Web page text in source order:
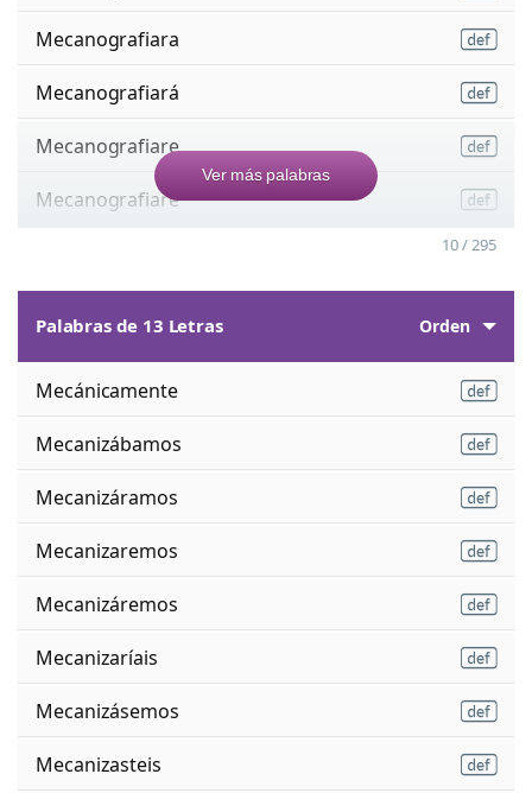
Mecanografiara
Mecanografiará
Mecanografiare
Mecanografiaré
Ver más palabras
10 / 295
Palabras de 13 Letras Orden
Mecánicamente
Mecanizábamos
Mecanizáramos
Mecanizaremos
Mecanizáremos
Mecanizaríais
Mecanizásemos
Mecanizasteis